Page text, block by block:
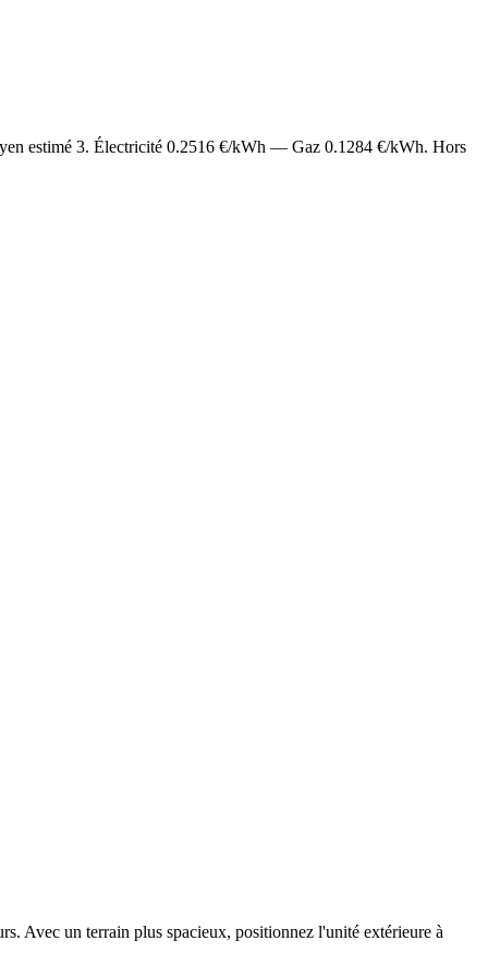
estimé 3. Électricité 0.2516 €/kWh — Gaz 0.1284 €/kWh. Hors
Avec un terrain plus spacieux, positionnez l'unité extérieure à